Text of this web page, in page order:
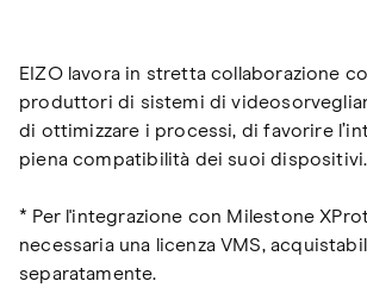
EIZO lavora in stretta collaborazione
produttori di sistemi di
di ottimizzare i processi, di favorire
piena compatibilità dei suoi
* Per l'integrazione con Milestone
necessaria una licenza VMS,
separatamente.